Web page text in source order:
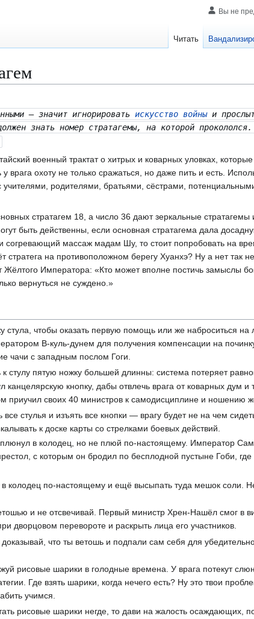
— значит игнорироватьискусство войныи
знать номер стратагемы, на которой прокололся.
военный трактат о хитрых и коварных уловках,
врага охоту не только сражаться, но даже пить и есть.
родителями, братьями, сёстрами,
стратагем 18, а число 36 дают зеркальные стратагемы
быть действенны, если основная стратагема дала
массаж мадам Шу, то стоит попробовать на
на противоположном берегу Хуанхэ? Ну а нет так
Императора: «Кто может вполне постичь замыслы
вернуться не суждено.»
стула, чтобы оказать первую помощь или же наброситься на
В-куль-дунем для получения компенсации на
чачи с западным послом Гоги.
стулу пятую ножку большей длинны: система потеряет
канцелярскую кнопку, дабы отвлечь врага от коварных дум и
приучил своих 40 министров к самодисциплине и ношению
стулья и изъять все кнопки — врагу будет не на чем
к доске карты со стрелками боевых действий.
в колодец, но не плюй по-настоящему. Император
с которым он бродил по бесплодной пустыне Гоби,
колодец по-настоящему и ещё высыпать туда мешок соли.
и не отсвечивай. Первый министр Хрен-Нашёл смог в
дворцовом перевороте и раскрыть лица его участников.
что ты ветошь и подпали сам себя для
рисовые шарики в голодные времена. У врага потекут
Где взять шарики, когда нечего есть? Ну это твои
учимся.
рисовые шарики негде, то дави на жалость осаждающих,
Вы не
Читать